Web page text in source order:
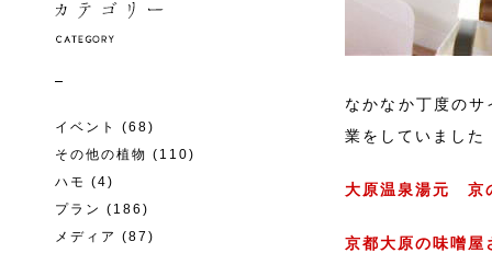
イベント
(68)
その他の植物 (110)
ハモ (4)
プラン (186)
メディア (87)
なかなか丁度の
業をしていました
大原温泉湯元 京
京都大原の味噌